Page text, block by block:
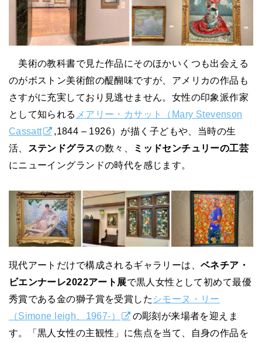
美術の教科書で見た作品にそのほかいくつも出会える
のがボストン美術館の醍醐味ですが、アメリカの作品も
さすがに充実しており見逃せません。女性の印象派作家
として知られる メアリー・カサット（Mary Stevenson
Cassatt
,1844 – 1926）が描く子どもや、当時の生
活、
ステンドグラスの数々、
ミッドセンチュリーの工芸
にニューイングランドの時代を感じます。
現代アートだけで構成されるギャラリーは、ベネチア・
ビエンナーレ2022アート展で黒人女性として初めて最優
秀賞である金の獅子賞を受賞した シモーヌ・リー
（Simone leigh、1967-）
の彫刻が来場者を迎えま
す。「黒人女性の主観性」に焦点を当て、自身の作品を